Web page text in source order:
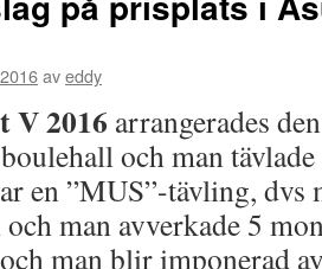
aveddy
V 2016 arrangerades
och man
en ”MUS”-tävling, dvs
man avverkade 5
man blir imponerad